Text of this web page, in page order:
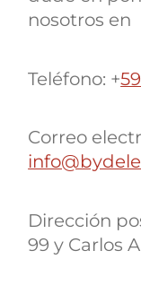
nosotros en
Teléfono: +
Correo
Dirección
99 y Carlos